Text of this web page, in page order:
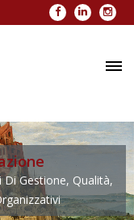
Facebook
LinkedIn
Di Gestione, Qualità,